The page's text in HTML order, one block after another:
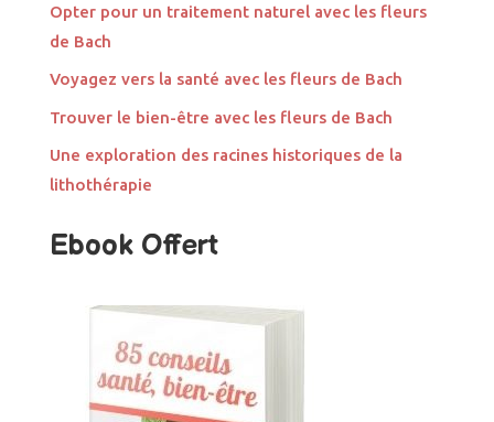
Opter pour un traitement naturel avec les fleurs
de Bach
Voyagez vers la santé avec les fleurs de Bach
Trouver le bien-être avec les fleurs de Bach
Une exploration des racines historiques de la
lithothérapie
Ebook Offert